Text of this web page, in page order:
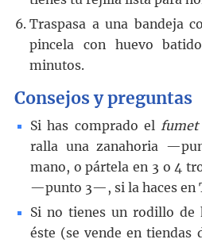
Traspasa a una bandeja
pincela con huevo
minutos.
Consejos y preguntas
Si has comprado el fumet
ralla una zanahoria
mano, o pártela en 3 o 4
—punto 3—, si la haces en
Si no tienes un rodillo de
éste (se vende en tiendas